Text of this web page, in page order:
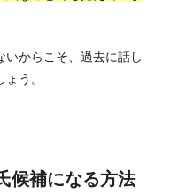
いからこそ、過去に話し
う。
候補になる方法